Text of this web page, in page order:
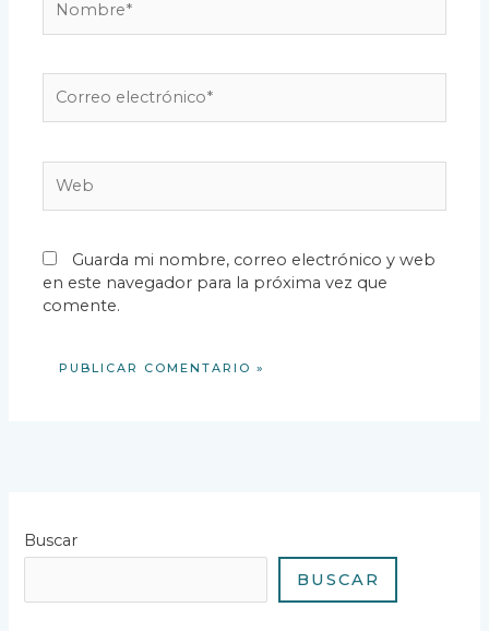
electrónico*
Guarda mi nombre, correo electrónico y web
en este navegador para la próxima vez que
comente.
Buscar
BUSCAR